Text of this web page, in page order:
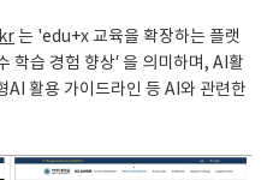
는 'edu+x 교육을 확장하는 플랫
습 경험 향상’ 을 의미하며, AI활
AI 활용 가이드라인 등 AI와 관련한